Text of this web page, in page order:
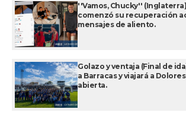
''Vamos, Chucky''
comenzó su recuperación
mensajes de aliento.
Golazo y ventaja (Final de
a Barracas y viajará a
abierta.